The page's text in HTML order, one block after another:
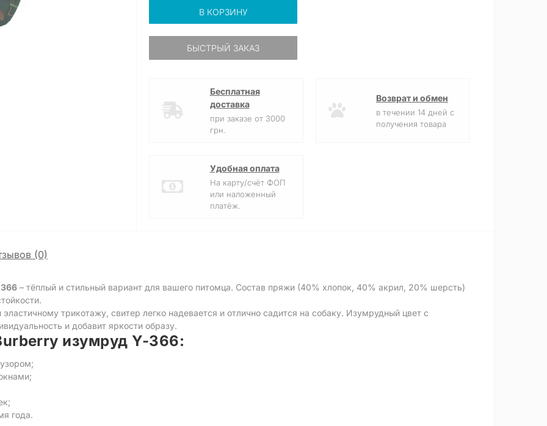
В КОРЗИНУ
БЫСТРЫЙ ЗАКАЗ
Бесплатная
доставка
при заказе от 3000
грн.
Возврат и обмен
в течении 14 дней с
получения товара
Удобная оплата
На карту/счёт ФОП
или наложенный
платёж.
(0)
– тёплый и стильный вариант для вашего питомца. Состав пряжи (40% хлопок, 40% акрил, 20% шерсть)
трикотажу, свитер легко надевается и отлично садится на собаку. Изумрудный цвет с
и добавит яркости образу.
изумруд Y-366:
года.